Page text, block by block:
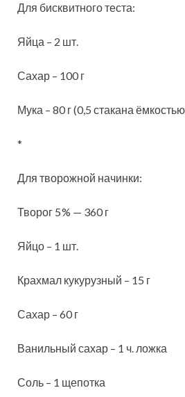
Для бисквитного теста:
Яйца – 2 шт.
Сахар – 100 г
Мука – 80 г (0,5 стакана
*
Для творожной начинки:
Творог 5 % — 360 г
Яйцо – 1 шт.
Крахмал кукурузный – 15 г
Сахар – 60 г
Ванильный сахар – 1 ч. ложка
Соль – 1 щепотка